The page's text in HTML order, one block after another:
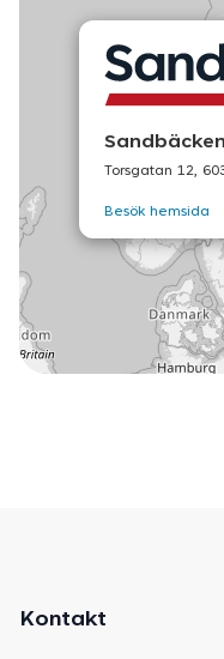
Torsgatan 12,
Besök hemsida
Kontakt